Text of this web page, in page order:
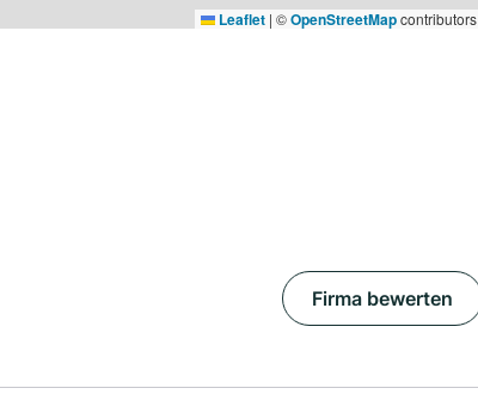
Leaflet | ©OpenStreetMapcontributors
Firma bewerten